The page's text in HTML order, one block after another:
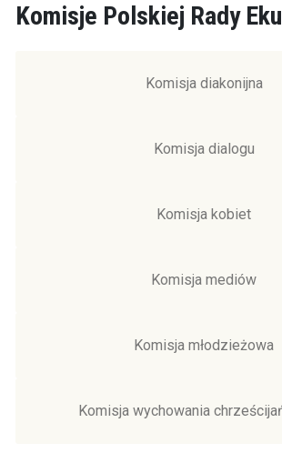
Komisje Polskiej Rady
Komisja diakonijna
Komisja dialogu
Komisja kobiet
Komisja mediów
Komisja młodzieżowa
Komisja wychowania